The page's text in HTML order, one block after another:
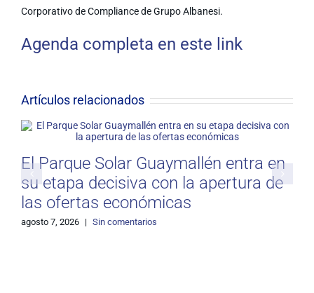
Corporativo de Compliance de Grupo Albanesi.
Agenda completa en este link
Artículos relacionados
El Parque Solar Guaymallén entra en
su etapa decisiva con la apertura de
las ofertas económicas
agosto 7, 2026 | Sin comentarios